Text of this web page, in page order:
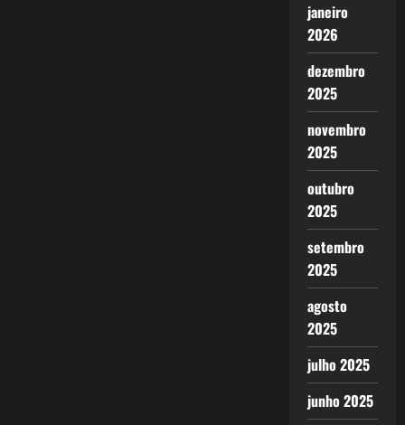
janeiro
2026
dezembro
2025
novembro
2025
outubro
2025
setembro
2025
agosto
2025
julho 2025
junho 2025